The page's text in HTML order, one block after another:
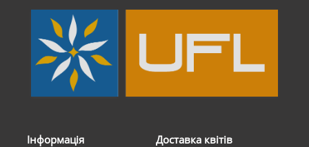
Інформація
Доставка квітів